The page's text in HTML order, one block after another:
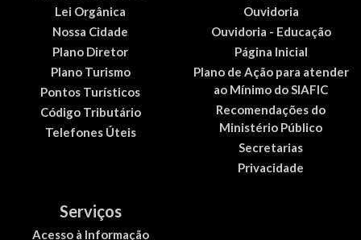
Lei Orgânica
Nossa Cidade
Plano Diretor
Plano Turismo
Pontos Turísticos
Código Tributário
Telefones Úteis
Ouvidoria
Ouvidoria - Educação
Página Inicial
Plano de Ação para atender
ao Mínimo do SIAFIC
Recomendações do
Ministério Público
Secretarias
Privacidade
Serviços
Acesso à Informação